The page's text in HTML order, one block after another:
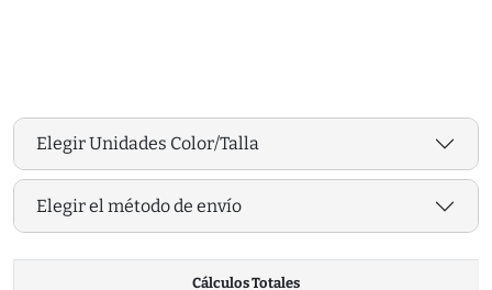
Elegir Unidades Color/Talla
Elegir el método de envío
Cálculos Totales